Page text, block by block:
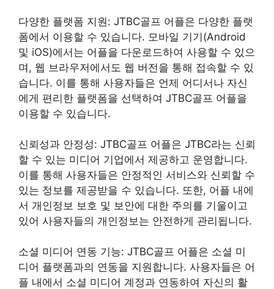
다양한 플랫폼 지원: JTBC골프 어플은 다양한 플랫
폼에서 이용할 수 있습니다. 모바일 기기(Android
및 iOS)에서는 어플을 다운로드하여 사용할 수 있으
며, 웹 브라우저에서도 웹 버전을 통해 접속할 수 있
습니다. 이를 통해 사용자들은 언제 어디서나 자신
에게 편리한 플랫폼을 선택하여 JTBC골프 어플을
이용할 수 있습니다.
신뢰성과 안정성: JTBC골프 어플은 JTBC라는 신뢰
할 수 있는 미디어 기업에서 제공하고 운영합니다.
이를 통해 사용자들은 안정적인 서비스와 신뢰할 수
있는 정보를 제공받을 수 있습니다. 또한, 어플 내에
서 개인정보 보호 및 보안에 대한 주의를 기울이고
있어 사용자들의 개인정보는 안전하게 관리됩니다.
소셜 미디어 연동 기능: JTBC골프 어플은 소셜 미
디어 플랫폼과의 연동을 지원합니다. 사용자들은 어
플 내에서 소셜 미디어 계정과 연동하여 자신의 활